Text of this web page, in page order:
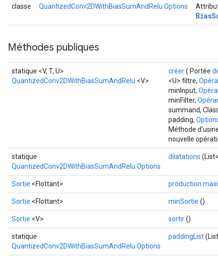
classe QuantizedConv2DWithBiasSumAndRelu.Options
Bias
Méthodes publiques
statique <V, T, U>
QuantizedConv2DWithBiasSumAndRelu <V>
créer( Portée
<U> filtre,
minInput,
minFilter,
summand,
padding,
Méthode
nouvelle
statique
QuantizedConv2DWithBiasSumAndRelu.Options
dilatations
Sortie <Flottant> production
Sortie <Flottant> minSortie ()
Sortie <V> sortir()
statique
QuantizedConv2DWithBiasSumAndRelu.Options
paddingList